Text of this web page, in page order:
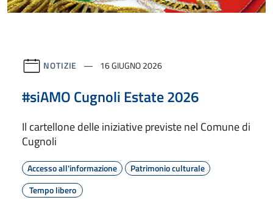
NOTIZIE 16 GIUGNO 2026
#siAMO Cugnoli Estate 2026
Il cartellone delle iniziative previste nel Comune di
Cugnoli
Accesso all'informazione
Patrimonio culturale
Tempo libero